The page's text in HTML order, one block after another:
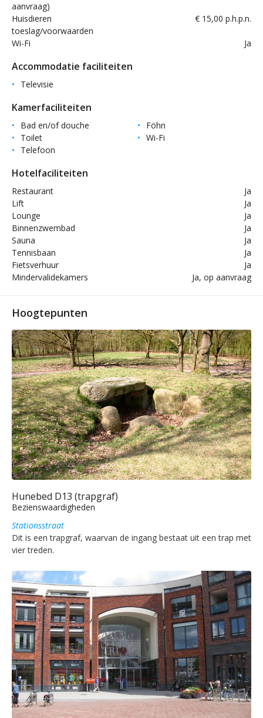
aanvraag)
Huisdieren
toeslag/voorwaarden
€ 15,00 p.h.p.n.
Wi-Fi Ja
Accommodatie faciliteiten
Televisie
Kamerfaciliteiten
Bad en/of douche
Föhn
Toilet
Wi-Fi
Telefoon
Hotelfaciliteiten
Restaurant
Ja
Lift
Ja
Lounge
Ja
Binnenzwembad
Ja
Sauna
Ja
Tennisbaan
Ja
Fietsverhuur
Ja
Mindervalidekamers
Ja, op aanvraag
Hoogtepunten
Hunebed D13 (trapgraf)
Bezienswaardigheden
Stationsstraat
Dit is een trapgraf, waarvan de ingang bestaat uit een trap met
vier treden.